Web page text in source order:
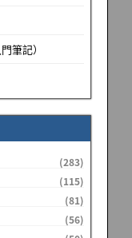
筆記）
(283)
(115)
(81)
(56)